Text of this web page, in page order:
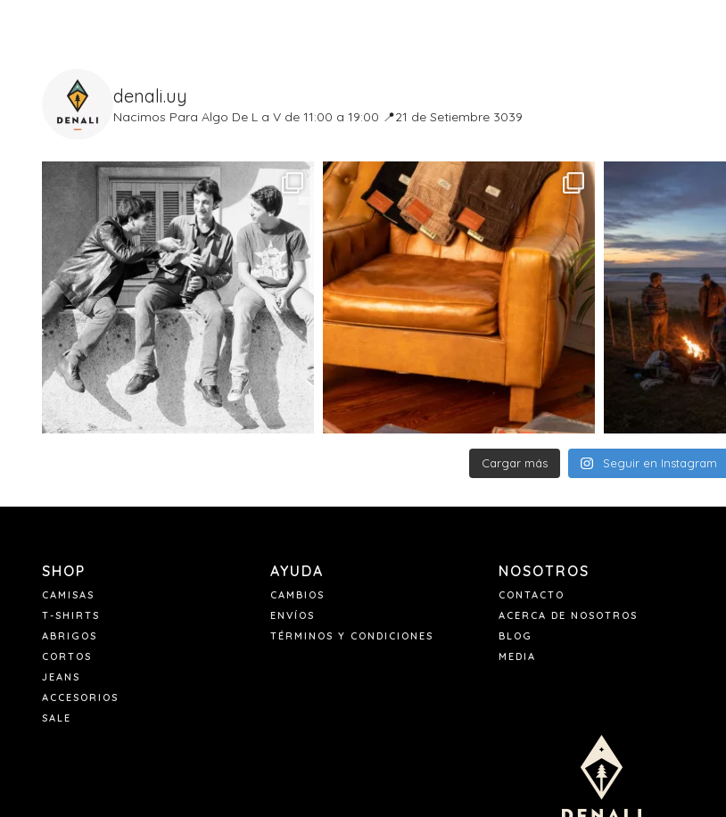
denali.uy
Nacimos Para Algo De L a V de 11:00 a 19:00 📍21 de Setiembre 3039
Cargar más Seguir en Instagram
SHOP
CAMISAS
T-SHIRTS
ABRIGOS
CORTOS
JEANS
ACCESORIOS
SALE
AYUDA
CAMBIOS
ENVÍOS
TÉRMINOS Y CONDICIONES
NOSOTROS
CONTACTO
ACERCA DE NOSOTROS
BLOG
MEDIA